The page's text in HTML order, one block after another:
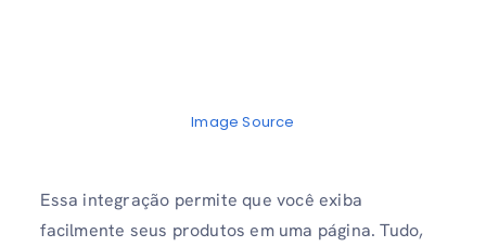
Image Source
Essa integração permite que você exiba
facilmente seus produtos em uma página. Tudo,